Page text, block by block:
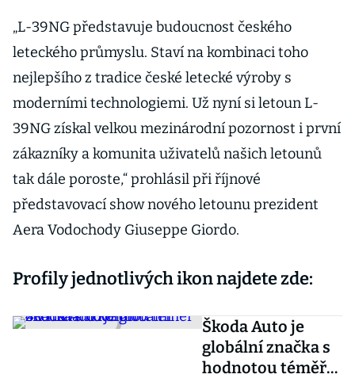
„L-39NG představuje budoucnost českého
leteckého průmyslu. Staví na kombinaci toho
nejlepšího z tradice české letecké výroby s
moderními technologiemi. Už nyní si letoun L-
39NG získal velkou mezinárodní pozornost i první
zákazníky a komunita uživatelů našich letounů
tak dále poroste,“ prohlásil při říjnové
představovací show nového letounu prezident
Aera Vodochody Giuseppe Giordo.
Profily jednotlivých ikon najdete zde:
Škoda Auto je
globální značka s
hodnotou téměř